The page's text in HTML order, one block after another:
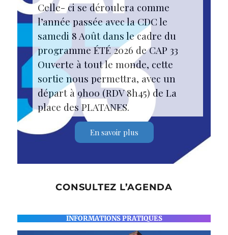
Celle- ci se déroulera comme
l’année passée avec la CDC le
samedi 8 Août dans le cadre du
programme ÉTÉ 2026 de CAP 33
Ouverte à tout le monde, cette
sortie nous permettra, avec un
départ à 9h00 (RDV 8h45) de La
place des PLATANES.
En savoir plus
CONSULTEZ L’AGENDA
INFORMATIONS PRATIQUES